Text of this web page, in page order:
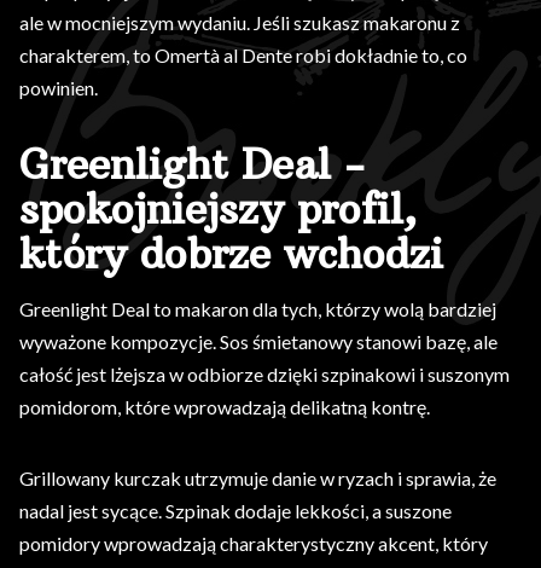
ale w mocniejszym wydaniu. Jeśli szukasz makaronu z
charakterem, to Omertà al Dente robi dokładnie to, co
powinien.
Greenlight Deal -
spokojniejszy profil,
który dobrze wchodzi
Greenlight Deal to makaron dla tych, którzy wolą bardziej
wyważone kompozycje. Sos śmietanowy stanowi bazę, ale
całość jest lżejsza w odbiorze dzięki szpinakowi i suszonym
pomidorom, które wprowadzają delikatną kontrę.
Grillowany kurczak utrzymuje danie w ryzach i sprawia, że
nadal jest sycące. Szpinak dodaje lekkości, a suszone
pomidory wprowadzają charakterystyczny akcent, który